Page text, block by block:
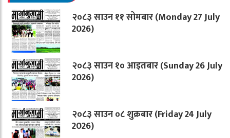
२०८३ साउन ११ सोमबार (Monday 27 July
2026)
२०८३ साउन १० आइतबार (Sunday 26 July
2026)
२०८३ साउन ०८ शुक्रबार (Friday 24 July
2026)